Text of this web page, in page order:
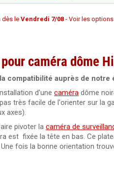
dès le Vendredi 7/08- Voir les options
caméra dôme
compatibilité auprès de notre
d'une caméra dôme
très facile de l'orienter sur la
axes).
pivoter la caméra de
est fixée la tête en bas. Ce
fois la bonne orientation